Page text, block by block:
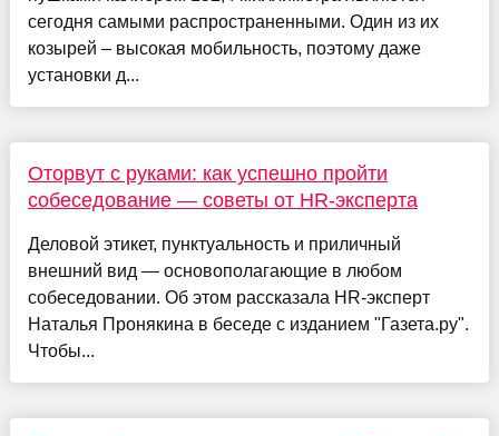
сегодня самыми распространенными. Один из их
козырей – высокая мобильность, поэтому даже
установки д...
Оторвут с руками: как успешно пройти
собеседование — советы от HR-эксперта
Деловой этикет, пунктуальность и приличный
внешний вид — основополагающие в любом
собеседовании. Об этом рассказала HR-эксперт
Наталья Пронякина в беседе с изданием "Газета.ру".
Чтобы...